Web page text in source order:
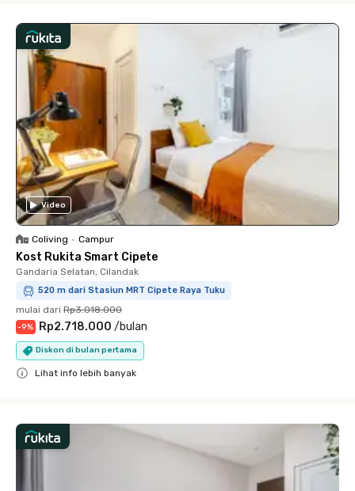
Video
Coliving • Campur
Kost Rukita Smart Cipete
Gandaria Selatan, Cilandak
520 m dari Stasiun MRT Cipete Raya Tuku
mulai dari Rp3.018.000
-9% Rp2.718.000 /bulan
Diskon di bulan pertama
Lihat info lebih banyak